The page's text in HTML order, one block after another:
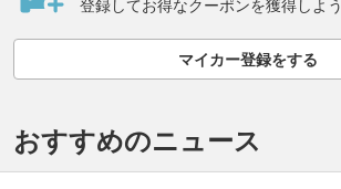
登録してお得なクーポンを獲得しよう
マイカー登録をする
おすすめのニュース